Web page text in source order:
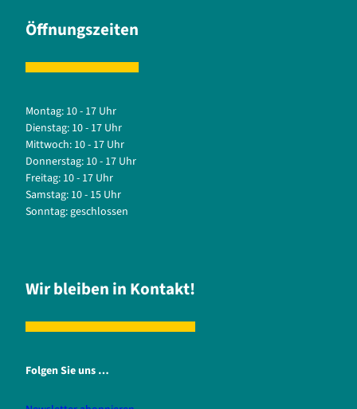
Öffnungszeiten
Montag: 10 - 17 Uhr
Dienstag: 10 - 17 Uhr
Mittwoch: 10 - 17 Uhr
Donnerstag: 10 - 17 Uhr
Freitag: 10 - 17 Uhr
Samstag: 10 - 15 Uhr
Sonntag: geschlossen
Wir bleiben in Kontakt!
Folgen Sie uns …